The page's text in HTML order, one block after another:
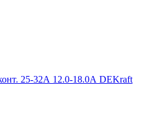
25-32А 12.0-18.0А DEKraft